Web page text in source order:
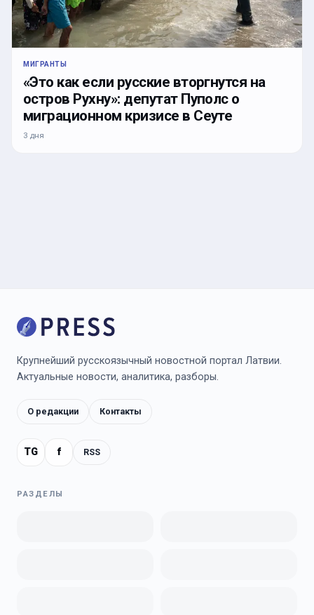
МИГРАНТЫ
«Это как если русские вторгнутся на
остров Рухну»: депутат Пуполс о
миграционном кризисе в Сеуте
3 дня
Крупнейший русскоязычный новостной портал Латвии.
Актуальные новости, аналитика, разборы.
О редакции Контакты
TG f RSS
РАЗДЕЛЫ